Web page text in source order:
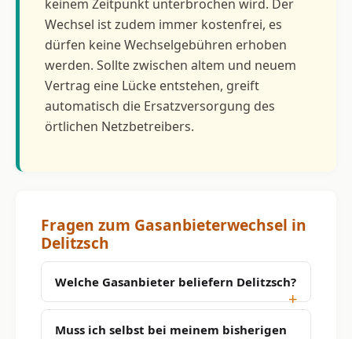
keinem Zeitpunkt unterbrochen wird. Der
Wechsel ist zudem immer kostenfrei, es
dürfen keine Wechselgebühren erhoben
werden. Sollte zwischen altem und neuem
Vertrag eine Lücke entstehen, greift
automatisch die Ersatzversorgung des
örtlichen Netzbetreibers.
Fragen zum Gasanbieterwechsel in
Delitzsch
Welche Gasanbieter beliefern Delitzsch?
Muss ich selbst bei meinem bisherigen